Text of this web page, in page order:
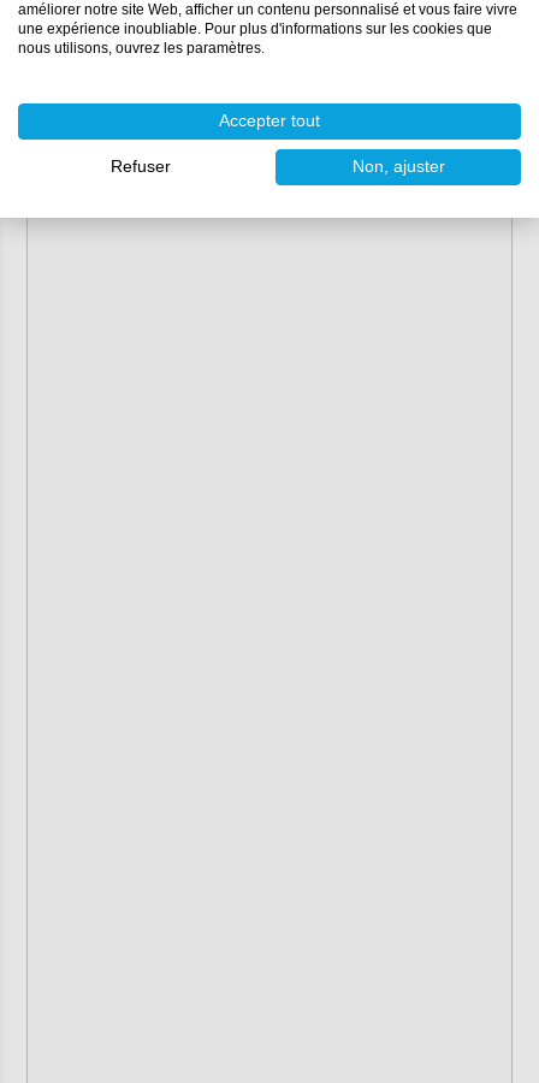
améliorer notre site Web, afficher un contenu personnalisé et vous faire vivre
une expérience inoubliable. Pour plus d'informations sur les cookies que
nous utilisons, ouvrez les paramètres.
Accepter tout
Refuser Non, ajuster